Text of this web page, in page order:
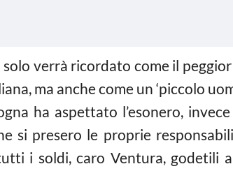
verrà ricordato come il
ma anche come un ‘piccolo
ha aspettato l’esonero,
si presero le proprie
i soldi, caro Ventura, godetili